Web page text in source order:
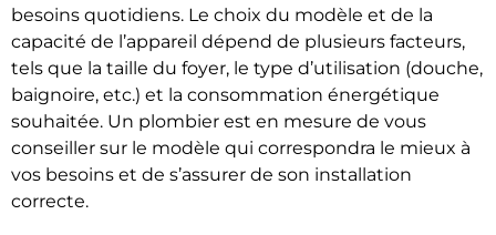
besoins quotidiens. Le choix du modèle et de la
capacité de l’appareil dépend de plusieurs facteurs,
tels que la taille du foyer, le type d’utilisation (douche,
baignoire, etc.) et la consommation énergétique
souhaitée. Un plombier est en mesure de vous
conseiller sur le modèle qui correspondra le mieux à
vos besoins et de s’assurer de son installation
correcte.